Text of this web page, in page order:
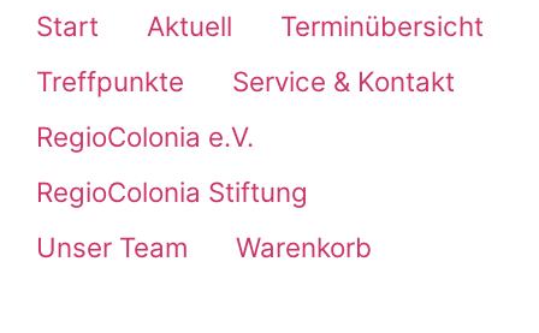
Start Aktuell
Terminübersicht
Treffpunkte
Service & Kontakt
RegioColonia e.V.
RegioColonia Stiftung
Unser Team
Warenkorb